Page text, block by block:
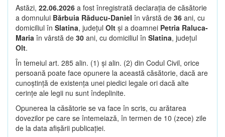
Astăzi, 22.06.2026 a fost înregistrată declarația de căsătorie
a domnului Bărbuia Răducu-Daniel în vârstă de 36 ani, cu
domiciliul în Slatina, județul Olt și a doamnei Petria Raluca-
Maria în vârstă de 30 ani, cu domiciliul în Slatina, județul
Olt.
În temeiul art. 285 alin. (1) și alin. (2) din Codul Civil, orice
persoană poate face opunere la această căsătorie, dacă are
cunoștință de existența unei piedici legale ori dacă alte
cerințe ale legii nu sunt îndeplinite.
Opunerea la căsătorie se va face în scris, cu arătarea
dovezilor pe care se întemeiază, în termen de 10 (zece) zile
de la data afișării publicației.